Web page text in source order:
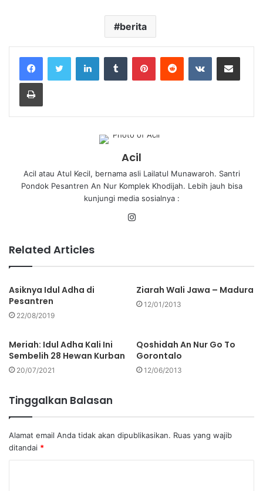
berita
Acil
Acil atau Atul Kecil, bernama asli Lailatul Munawaroh. Santri
Pondok Pesantren An Nur Komplek Khodijah. Lebih jauh bisa
kunjungi media sosialnya :
Related Articles
Asiknya Idul Adha di
Pesantren
22/08/2019
Ziarah Wali Jawa – Madura
12/01/2013
Meriah: Idul Adha Kali Ini
Sembelih 28 Hewan Kurban
20/07/2021
Qoshidah An Nur Go To
Gorontalo
12/06/2013
Tinggalkan Balasan
Alamat email Anda tidak akan dipublikasikan. Ruas yang wajib
ditandai *